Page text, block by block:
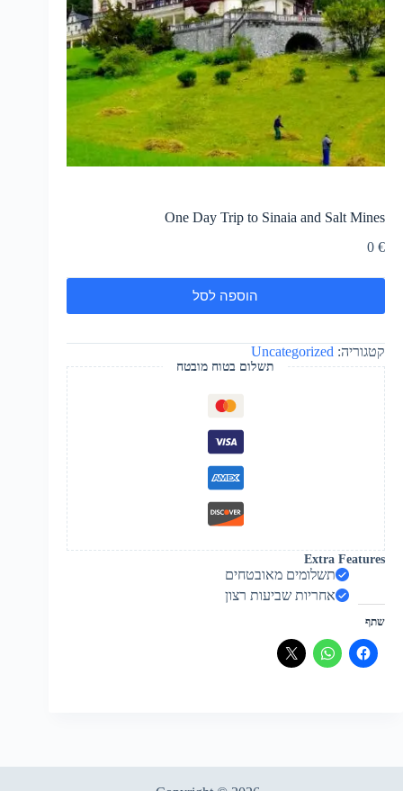
One Day Trip to Sinaia and Salt Mines
0 €
הוספה לסל
קטגוריה: Uncategorized
תשלום בטוח מובטח
Extra Features
תשלומים מאובטחים
אחריות שביעות רצון
שתף